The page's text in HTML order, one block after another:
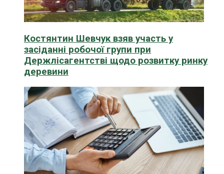
Костянтин Шевчук взяв участь у
засіданні робочої групи при
Держлісагентстві щодо розвитку ринку
деревини